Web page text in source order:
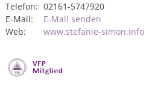
Telefon: 02161-5747920
E-Mail:
E-Mail senden
Web:
www.stefanie-simon.info